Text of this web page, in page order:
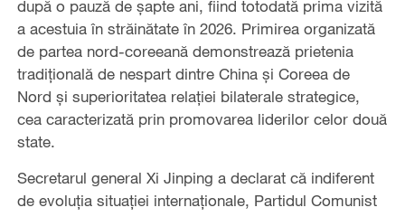
după o pauză de șapte ani, fiind totodată prima vizită
a acestuia în străinătate în 2026. Primirea organizată
de partea nord-coreeană demonstrează prietenia
tradițională de nespart dintre China și Coreea de
Nord și superioritatea relației bilaterale strategice,
cea caracterizată prin promovarea liderilor celor două
state.
Secretarul general Xi Jinping a declarat că indiferent
de evoluția situației internaționale, Partidul Comunist